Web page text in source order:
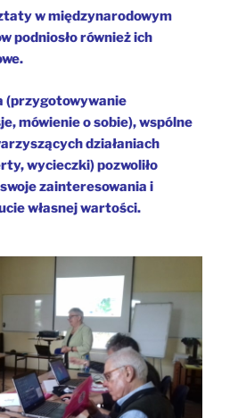
w międzynarodowym
podniosło również ich
(przygotowywanie
mówienie o sobie), wspólne
działaniach
wycieczki) pozwoliło
zainteresowania i
własnej wartości.